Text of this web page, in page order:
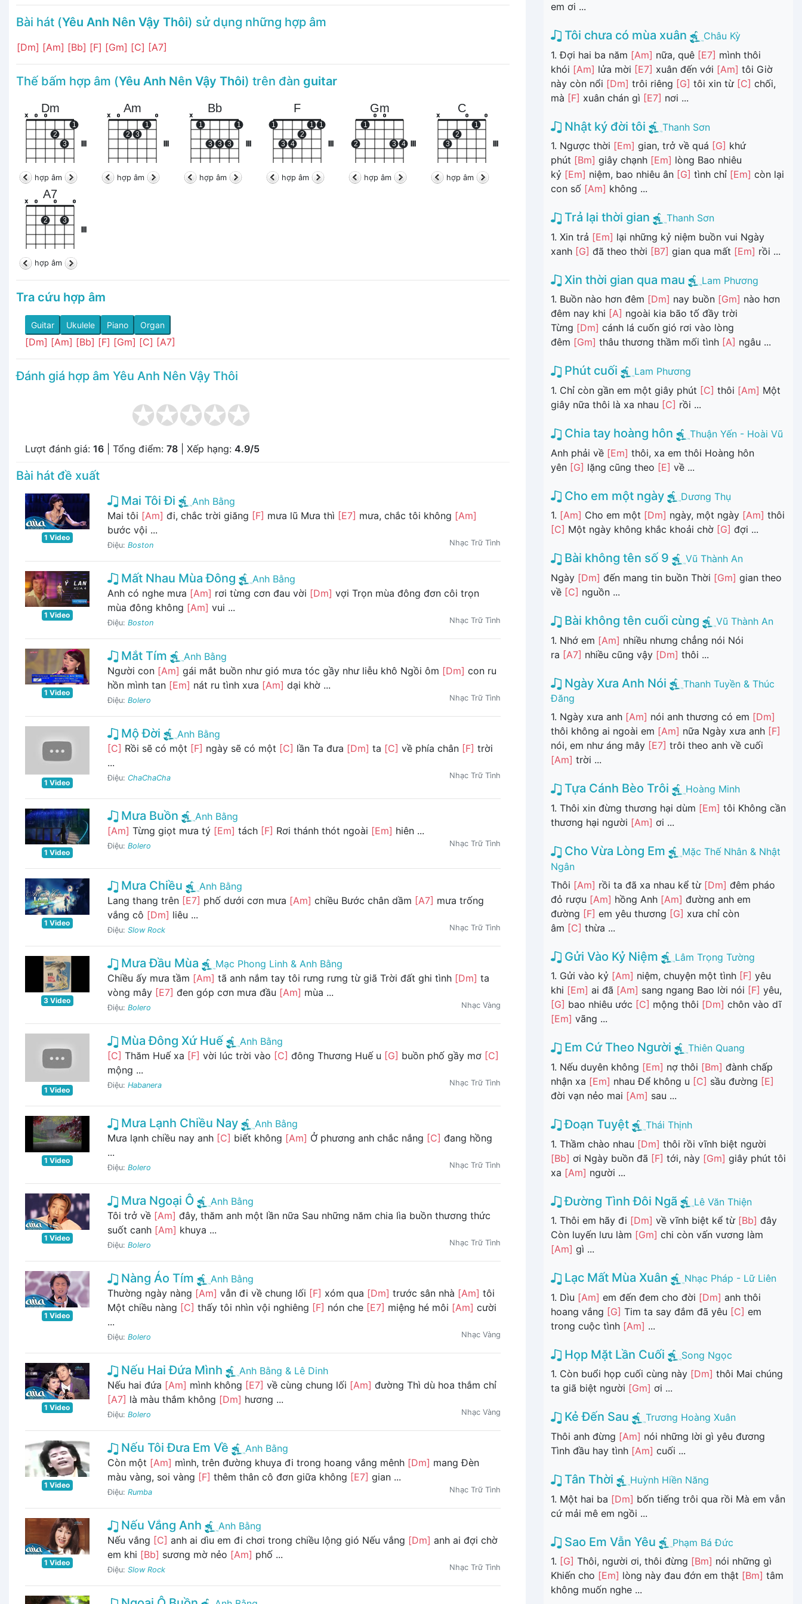
Bài hát (Yêu Anh Nên Vậy Thôi) sử dụng những hợp âm
[Dm] [Am] [Bb] [F] [Gm] [C] [A7]
Thế bấm hợp âm (Yêu Anh Nên Vậy Thôi) trên đàn guitar
Dm
x o o
2
3
1
hợp âm
Am
x o
2 3
1
o
hợp âm
Bb
x
1
3 3 3
1
hợp âm
F
1
3 4
2
1 1
hợp âm
Gm
2
1
o o
3 4
hợp âm
C
x
3
2
o
1
o
hợp âm
A7
x o
2
o
3
o
hợp âm
Tra cứu hợp âm
Guitar Ukulele Piano Organ
[Dm] [Am] [Bb] [F] [Gm] [C] [A7]
Đánh giá hợp âm Yêu Anh Nên Vậy Thôi
Lượt đánh giá: 16 | Tổng điểm: 78 | Xếp hạng: 4.9/5
Bài hát đề xuất
1 Video
Mai Tôi Đi
Anh Bằng
Mai tôi [Am] đi, chắc trời giăng [F] mưa lũ Mưa thì [E7] mưa, chắc tôi không [Am]
bước vội ...
Điệu: Boston Nhạc Trữ Tình
1 Video
Mất Nhau Mùa Đông
Anh Bằng
Anh có nghe mưa [Am] rơi từng cơn đau vời [Dm] vợi Trọn mùa đông đơn côi trọn
mùa đông không [Am] vui ...
Điệu: Boston Nhạc Trữ Tình
1 Video
Mắt Tím
Anh Bằng
Người con [Am] gái mắt buồn như gió mưa tóc gầy như liễu khô Ngồi ôm [Dm] con ru
hồn mình tan [Em] nát ru tình xưa [Am] dại khờ ...
Điệu: Bolero Nhạc Trữ Tình
1 Video
Mộ Đời
Anh Bằng
[C] Rồi sẽ có một [F] ngày sẽ có một [C] lần Ta đưa [Dm] ta [C] về phía chân [F] trời
...
Điệu: ChaChaCha Nhạc Trữ Tình
1 Video
Mưa Buồn
Anh Bằng
[Am] Từng giọt mưa tý [Em] tách [F] Rơi thánh thót ngoài [Em] hiên ...
Điệu: Bolero Nhạc Trữ Tình
1 Video
Mưa Chiều
Anh Bằng
Lang thang trên [E7] phố dưới cơn mưa [Am] chiều Bước chân dầm [A7] mưa trống
vắng cô [Dm] liêu ...
Điệu: Slow Rock Nhạc Trữ Tình
3 Video
Mưa Đầu Mùa
Mạc Phong Linh & Anh Bằng
Chiều ấy mưa tầm [Am] tã anh nắm tay tôi rưng rưng từ giã Trời đất ghi tình [Dm] ta
vòng mây [E7] đen góp cơn mưa đầu [Am] mùa ...
Điệu: Bolero Nhạc Vàng
1 Video
Mùa Đông Xứ Huế
Anh Bằng
[C] Thăm Huế xa [F] vời lúc trời vào [C] đông Thương Huế u [G] buồn phố gầy mơ [C]
mộng ...
Điệu: Habanera Nhạc Trữ Tình
1 Video
Mưa Lạnh Chiều Nay
Anh Bằng
Mưa lạnh chiều nay anh [C] biết không [Am] Ở phương anh chắc nắng [C] đang hồng
...
Điệu: Bolero Nhạc Trữ Tình
1 Video
Mưa Ngoại Ô
Anh Bằng
Tôi trở về [Am] đây, thăm anh một lần nữa Sau những năm chia lìa buồn thương thức
suốt canh [Am] khuya ...
Điệu: Bolero Nhạc Trữ Tình
1 Video
Nàng Áo Tím
Anh Bằng
Thường ngày nàng [Am] vẫn đi về chung lối [F] xóm qua [Dm] trước sân nhà [Am] tôi
Một chiều nàng [C] thấy tôi nhìn vội nghiêng [F] nón che [E7] miệng hé môi [Am] cười
...
Điệu: Bolero Nhạc Vàng
1 Video
Nếu Hai Đứa Mình
Anh Bằng & Lê Dinh
Nếu hai đứa [Am] mình không [E7] về cùng chung lối [Am] đường Thì dù hoa thắm chỉ
[A7] là màu thắm không [Dm] hương ...
Điệu: Bolero Nhạc Vàng
1 Video
Nếu Tôi Đưa Em Về
Anh Bằng
Còn một [Am] mình, trên đường khuya đi trong hoang vắng mênh [Dm] mang Đèn
màu vàng, soi vàng [F] thêm thân cô đơn giữa không [E7] gian ...
Điệu: Rumba Nhạc Trữ Tình
1 Video
Nếu Vắng Anh
Anh Bằng
Nếu vắng [C] anh ai dìu em đi chơi trong chiều lộng gió Nếu vắng [Dm] anh ai đợi chờ
em khi [Bb] sương mờ nẻo [Am] phố ...
Điệu: Slow Rock Nhạc Trữ Tình
em ơi ...
Tôi chưa có mùa xuân
Châu Kỳ
1. Đợi hai ba năm [Am] nữa, quê [E7] mình thôi
khói [Am] lửa mời [E7] xuân đến với [Am] tôi Giờ
này còn nổi [Dm] trôi riêng [G] tôi xin từ [C] chối,
mà [F] xuân chán gì [E7] nơi ...
Nhật ký đời tôi
Thanh Sơn
1. Ngược thời [Em] gian, trở về quá [G] khứ
phút [Bm] giây chạnh [Em] lòng Bao nhiêu
kỷ [Em] niệm, bao nhiêu ân [G] tình chỉ [Em] còn lại
con số [Am] không ...
Trả lại thời gian
Thanh Sơn
1. Xin trả [Em] lại những kỷ niệm buồn vui Ngày
xanh [G] đã theo thời [B7] gian qua mất [Em] rồi ...
Xin thời gian qua mau
Lam Phương
1. Buồn nào hơn đêm [Dm] nay buồn [Gm] nào hơn
đêm nay khi [A] ngoài kia bão tố đầy trời
Từng [Dm] cánh lá cuốn gió rơi vào lòng
đêm [Gm] thâu thương thầm mối tình [A] ngâu ...
Phút cuối
Lam Phương
1. Chỉ còn gần em một giây phút [C] thôi [Am] Một
giây nữa thôi là xa nhau [C] rồi ...
Chia tay hoàng hôn
Thuận Yến - Hoài Vũ
Anh phải về [Em] thôi, xa em thôi Hoàng hôn
yên [G] lặng cũng theo [E] về ...
Cho em một ngày
Dương Thụ
1. [Am] Cho em một [Dm] ngày, một ngày [Am] thôi
[C] Một ngày không khắc khoải chờ [G] đợi ...
Bài không tên số 9
Vũ Thành An
Ngày [Dm] đến mang tin buồn Thời [Gm] gian theo
về [C] nguồn ...
Bài không tên cuối cùng
Vũ Thành An
1. Nhớ em [Am] nhiều nhưng chẳng nói Nói
ra [A7] nhiều cũng vậy [Dm] thôi ...
Ngày Xưa Anh Nói
Thanh Tuyền & Thúc
Đăng
1. Ngày xưa anh [Am] nói anh thương có em [Dm]
thôi không ai ngoài em [Am] nữa Ngày xưa anh [F]
nói, em như áng mây [E7] trôi theo anh về cuối
[Am] trời ...
Tựa Cánh Bèo Trôi
Hoàng Minh
1. Thôi xin đừng thương hại dùm [Em] tôi Không cần
thương hại người [Am] ơi ...
Cho Vừa Lòng Em
Mặc Thế Nhân & Nhật
Ngân
Thôi [Am] rồi ta đã xa nhau kể từ [Dm] đêm pháo
đỏ rượu [Am] hồng Anh [Am] đường anh em
đường [F] em yêu thương [G] xưa chỉ còn
âm [C] thừa ...
Gửi Vào Kỷ Niệm
Lâm Trọng Tường
1. Gửi vào kỷ [Am] niệm, chuyện một tình [F] yêu
khi [Em] ai đã [Am] sang ngang Bao lời nói [F] yêu,
[G] bao nhiêu ước [C] mộng thôi [Dm] chôn vào dĩ
[Em] vãng ...
Em Cứ Theo Người
Thiên Quang
1. Nếu duyên không [Em] nợ thôi [Bm] đành chấp
nhận xa [Em] nhau Để không u [C] sầu đường [E]
đời vạn nẻo mai [Am] sau ...
Đoạn Tuyệt
Thái Thịnh
1. Thầm chào nhau [Dm] thôi rồi vĩnh biệt người
[Bb] ơi Ngày buồn đã [F] tới, này [Gm] giây phút tôi
xa [Am] người ...
Đường Tình Đôi Ngã
Lê Văn Thiện
1. Thôi em hãy đi [Dm] về vĩnh biệt kể từ [Bb] đây
Còn luyến lưu làm [Gm] chi còn vấn vương làm
[Am] gì ...
Lạc Mất Mùa Xuân
Nhạc Pháp - Lữ Liên
1. Dìu [Am] em đến đem cho đời [Dm] anh thôi
hoang vắng [G] Tim ta say đắm đã yêu [C] em
trong cuộc tình [Am] ...
Họp Mặt Lần Cuối
Song Ngọc
1. Còn buổi họp cuối cùng này [Dm] thôi Mai chúng
ta giã biệt người [Gm] ơi ...
Kẻ Đến Sau
Trương Hoàng Xuân
Thôi anh đừng [Am] nói những lời gì yêu đương
Tình đầu hay tình [Am] cuối ...
Tân Thời
Huỳnh Hiền Năng
1. Một hai ba [Dm] bốn tiếng trôi qua rồi Mà em vẫn
cứ mải mê em ngồi ...
Sao Em Vẫn Yêu
Phạm Bá Đức
1. [G] Thôi, người ơi, thôi đừng [Bm] nói những gì
Khiến cho [Em] lòng này đau đớn em thật [Bm] tâm
không muốn nghe ...